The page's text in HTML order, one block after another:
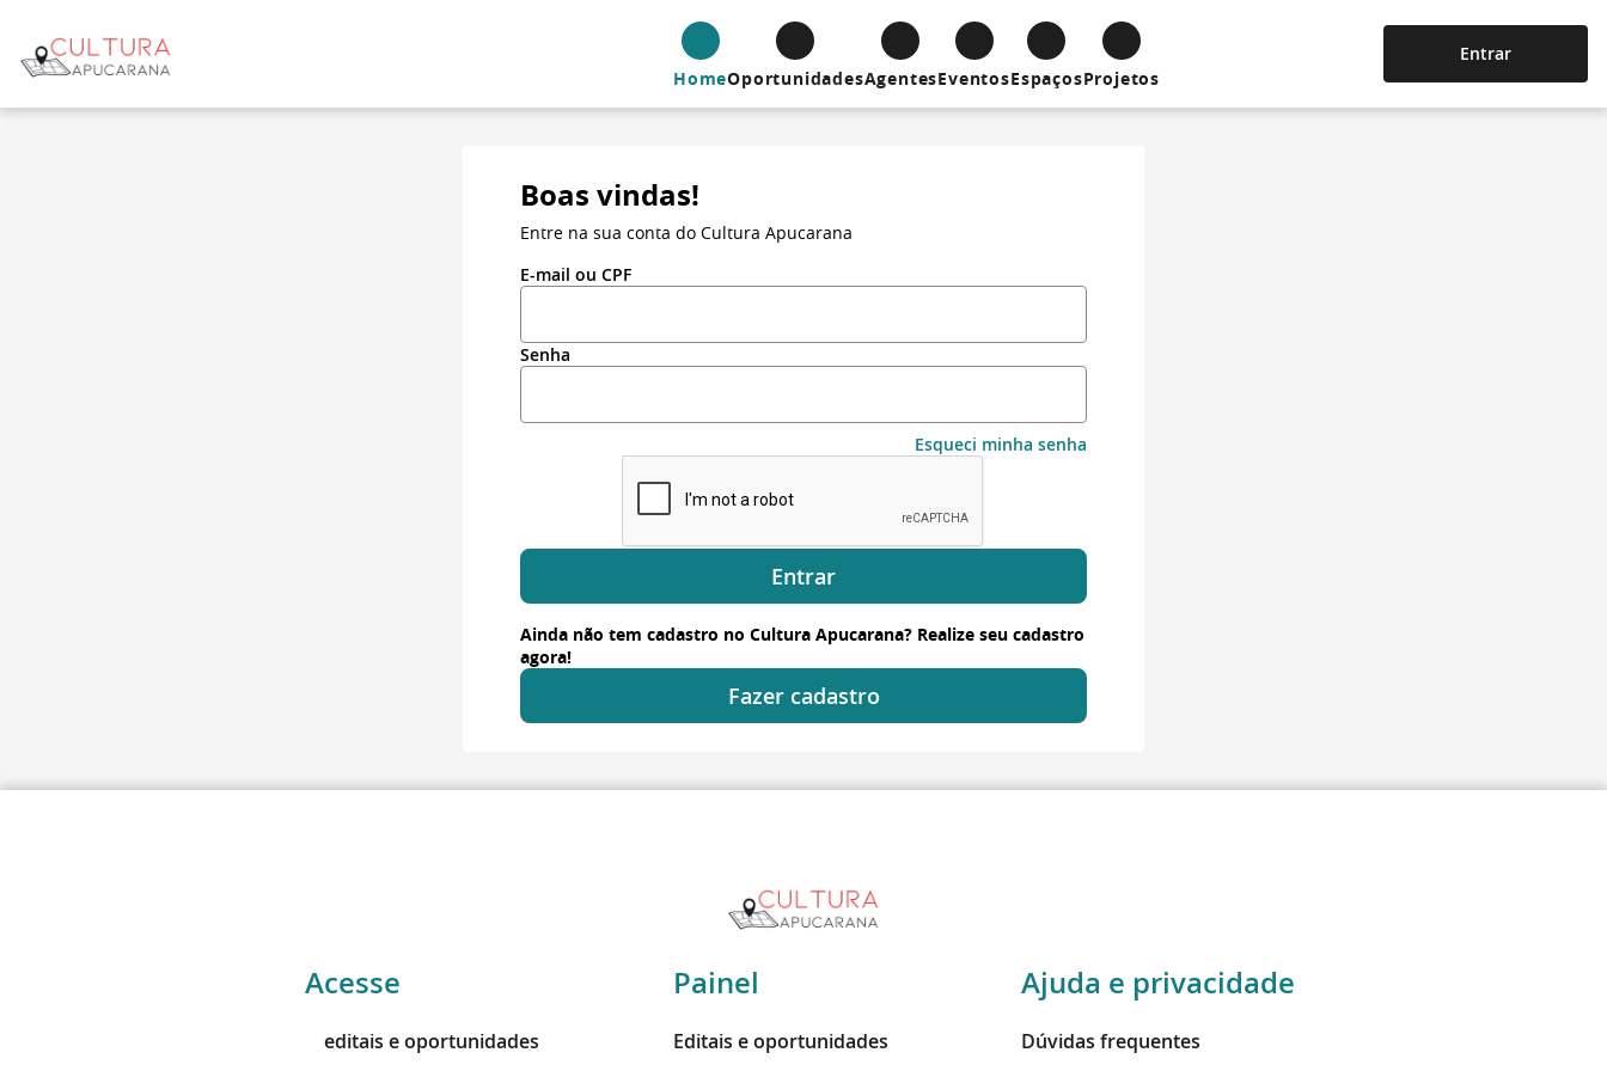
HomeOportunidadesAgentesEventosEspaçosProjetos
Entrar
Boas vindas!
Entre na sua conta do Cultura Apucarana
E-mail ou CPF
Senha
Esqueci minha senha
Entrar
Ainda não tem cadastro no Cultura Apucarana? Realize seu cadastro
agora!
Fazer cadastro
Acesse
editais e oportunidades
Painel
Editais e oportunidades
Ajuda e privacidade
Dúvidas frequentes